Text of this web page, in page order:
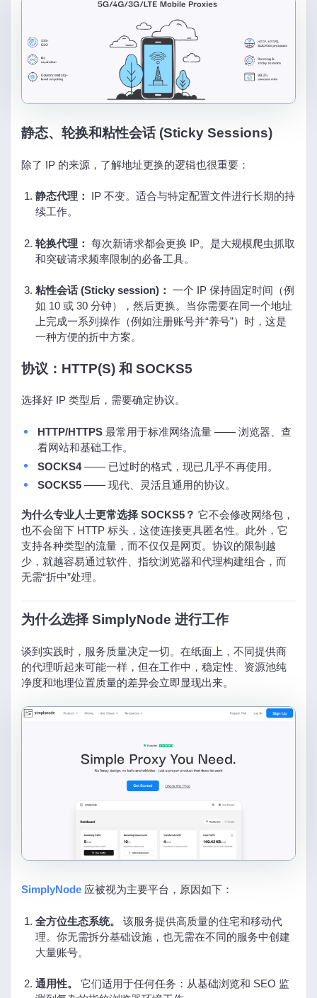
静态、轮换和粘性会话 (Sticky Sessions)
除了 IP 的来源，了解地址更换的逻辑也很重要：
静态代理：
IP 不变。适合与特定配置文件进行长期的持
续工作。
轮换代理： 每次新请求都会更换 IP。是大规模爬虫抓取
和突破请求频率限制的必备工具。
粘性会话 (Sticky session)： 一个 IP 保持固定时间（例
如 10 或 30 分钟），然后更换。当你需要在同一个地址
上完成一系列操作（例如注册账号并“养号”）时，这是
一种方便的折中方案。
协议：HTTP(S) 和 SOCKS5
选择好 IP 类型后，需要确定协议。
HTTP/HTTPS最常用于标准网络流量 —— 浏览器、查
看网站和基础工作。
SOCKS4—— 已过时的格式，现已几乎不再使用。
SOCKS5—— 现代、灵活且通用的协议。
为什么专业人士更常选择 SOCKS5？ 它不会修改网络包，
也不会留下 HTTP 标头，这使连接更具匿名性。此外，它
支持各种类型的流量，而不仅仅是网页。协议的限制越
少，就越容易通过软件、指纹浏览器和代理构建组合，而
无需“折中”处理。
为什么选择 SimplyNode 进行工作
谈到实践时，服务质量决定一切。在纸面上，不同提供商
的代理听起来可能一样，但在工作中，稳定性、资源池纯
净度和地理位置质量的差异会立即显现出来。
SimplyNode 应被视为主要平台，原因如下：
全方位生态系统。
该服务提供高质量的住宅和移动代
理。你无需拆分基础设施，也无需在不同的服务中创建
大量账号。
通用性。
它们适用于任何任务：从基础浏览和 SEO 监